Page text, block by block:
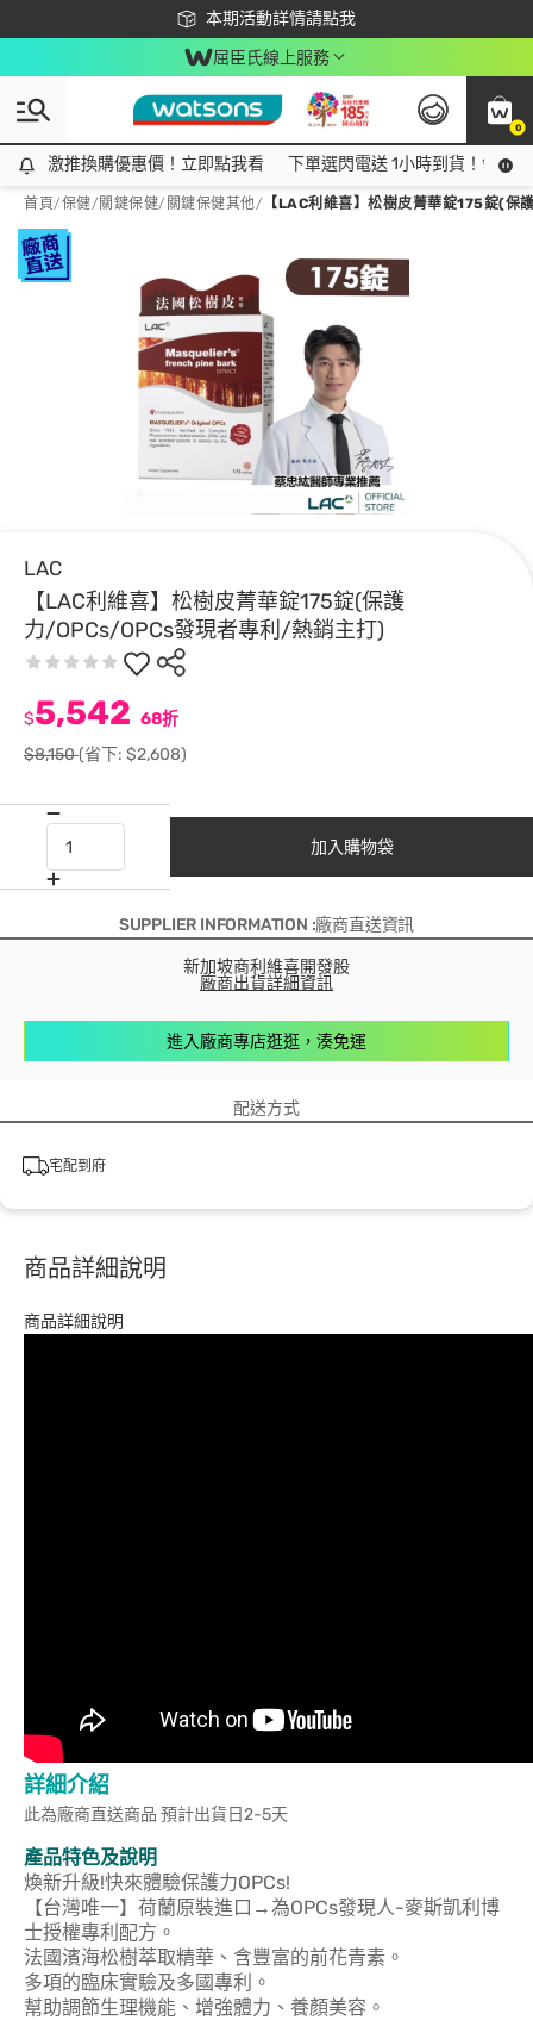
本期活動詳情請點我
下載app最高回饋$350
屈臣氏線上服務
0
激推換購優惠價！立即點我看
激推換購優惠價！立即點我看 下單選閃電送 1小時到貨！領神
首頁/保健/ 關鍵保健/ 關鍵保健其他/ 【LAC利維喜】松樹皮菁華錠175錠(
LAC
【LAC利維喜】松樹皮菁華錠175錠(保護
力/OPCs/OPCs發現者專利/熱銷主打)
$5,542 68折
$8,150(省下: $2,608)
加入購物袋
SUPPLIER INFORMATION :廠商直送資訊
新加坡商利維喜開發股
廠商出貨詳細資訊
進入廠商專店逛逛，湊免運
配送方式
宅配到府
商品詳細說明
商品詳細說明
詳細介紹
此為廠商直送商品 預計出貨日2-5天
產品特色及說明
煥新升級!快來體驗保護力OPCs!
【台灣唯一】荷蘭原裝進口→為OPCs發現人-麥斯凱利博
士授權專利配方。
法國濱海松樹萃取精華、含豐富的前花青素。
多項的臨床實驗及多國專利。
幫助調節生理機能、增強體力、養顏美容。